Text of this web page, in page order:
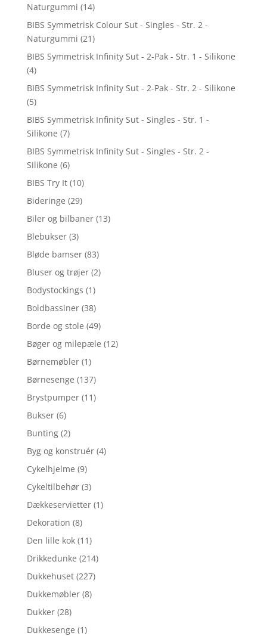
Naturgummi (14)
BIBS Symmetrisk Colour Sut - Singles - Str. 2 -
Naturgummi (21)
BIBS Symmetrisk Infinity Sut - 2-Pak - Str. 1 - Silikone
(4)
BIBS Symmetrisk Infinity Sut - 2-Pak - Str. 2 - Silikone
(5)
BIBS Symmetrisk Infinity Sut - Singles - Str. 1 -
Silikone (7)
BIBS Symmetrisk Infinity Sut - Singles - Str. 2 -
Silikone (6)
BIBS Try It (10)
Bideringe (29)
Biler og bilbaner (13)
Blebukser (3)
Bløde bamser (83)
Bluser og trøjer (2)
Bodystockings (1)
Boldbassiner (38)
Borde og stole (49)
Bøger og milepæle (12)
Børnemøbler (1)
Børnesenge (137)
Brystpumper (11)
Bukser (6)
Bunting (2)
Byg og konstruér (4)
Cykelhjelme (9)
Cykeltilbehør (3)
Dækkeservietter (1)
Dekoration (8)
Den lille kok (11)
Drikkedunke (214)
Dukkehuset (227)
Dukkemøbler (8)
Dukker (28)
Dukkesenge (1)